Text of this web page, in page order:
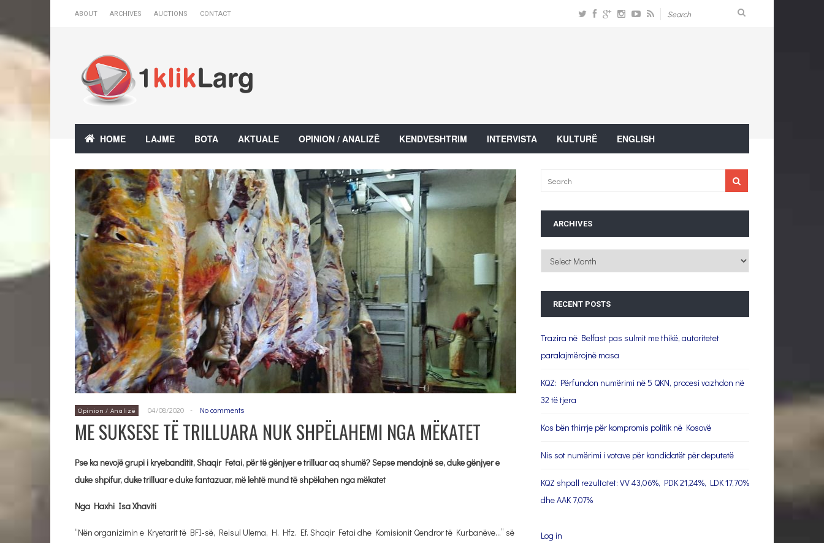
ABOUT ARCHIVES AUCTIONS CONTACT
HOME LAJME BOTA AKTUALE OPINION / ANALIZË KENDVESHTRIM INTERVISTA KULTURË ENGLISH
Opinion / Analizë 04/08/2020 - No comments
ME SUKSESE TË TRILLUARA NUK SHPËLAHEMI NGA MËKATET
Pse ka nevojë grupi i kryebanditit, Shaqir Fetai, për të gënjyer e trilluar aq shumë? Sepse mendojnë se, duke gënjyer e
duke shpifur, duke trilluar e duke fantazuar, më lehtë mund të shpëlahen nga mëkatet
Nga Haxhi Isa Xhaviti
“Nën organizimin e Kryetarit të BFI-së, Reisul Ulema, H. Hfz. Ef. Shaqir Fetai dhe Komisionit Qendror të Kurbanëve…” së
ARCHIVES
Archives
RECENT POSTS
Trazira në Belfast pas sulmit me thikë, autoritetet
paralajmërojnë masa
KQZ: Përfundon numërimi në 5 QKN, procesi vazhdon në
32 të tjera
Kos bën thirrje për kompromis politik në Kosovë
Nis sot numërimi i votave për kandidatët për deputetë
KQZ shpall rezultatet: VV 43,06%, PDK 21,24%, LDK 17,70%
dhe AAK 7,07%
Log in